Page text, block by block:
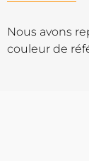
Nous avons
couleur de